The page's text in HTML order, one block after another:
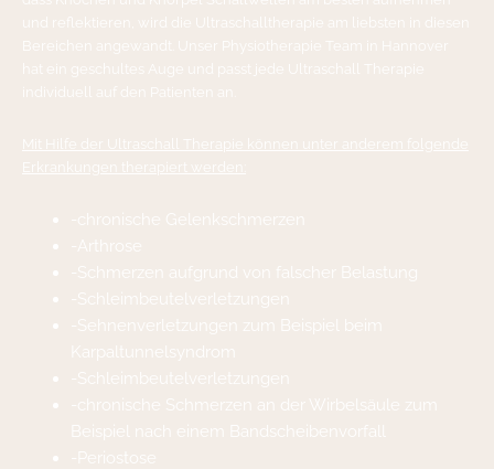
und reflektieren, wird die Ultraschalltherapie am liebsten in diesen
Bereichen angewandt. Unser Physiotherapie Team in Hannover
hat ein geschultes Auge und passt jede Ultraschall Therapie
individuell auf den Patienten an.
Mit Hilfe der Ultraschall Therapie können unter anderem folgende
Erkrankungen therapiert werden:
-chronische Gelenkschmerzen
-Schmerzen aufgrund von falscher Belastung
-Schleimbeutelverletzungen
-Sehnenverletzungen zum Beispiel beim
Karpaltunnelsyndrom
-Schleimbeutelverletzungen
-chronische Schmerzen an der Wirbelsäule zum
Beispiel nach einem Bandscheibenvorfall
-Periostose